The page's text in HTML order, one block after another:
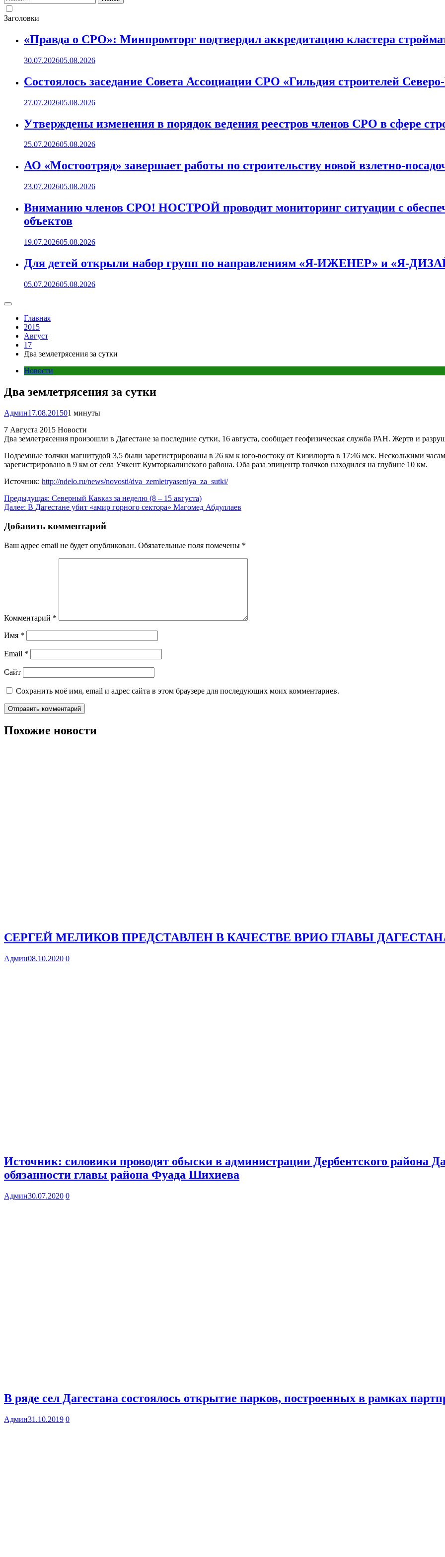
Заголовки
«Правда о СРО»: Минпромторг подтвердил аккредитацию кластера
30.07.202605.08.2026
Состоялось заседание Совета Ассоциации СРО «Гильдия строителей
27.07.202605.08.2026
Утверждены изменения в порядок ведения реестров членов СРО в сфере
25.07.202605.08.2026
АО «Мостоотряд» завершает работы по строительству новой взлетно-
23.07.202605.08.2026
Вниманию членов СРО! НОСТРОЙ проводит мониторинг ситуации с
объектов
19.07.202605.08.2026
Для детей открыли набор групп по направлениям «Я-ИЖЕНЕР» и «Я-
05.07.202605.08.2026
Главная
2015
Август
17
Два землетрясения за сутки
Новости
Два землетрясения за сутки
Админ17.08.201501 минуты
7 Августа 2015 Новости
Два землетрясения произошли в Дагестане за последние сутки, 16 августа, сообщает геофизическая служба РАН. Жертв и
Подземные толчки магнитудой 3,5 были зарегистрированы в 26 км к юго-востоку от Кизилюрта в 17:46 мск. Несколькими
зарегистрировано в 9 км от села Учкент Кумторкалинского района. Оба раза эпицентр толчков находился на глубине 10 км.
Источник: http://ndelo.ru/news/novosti/dva_zemletryaseniya_za_sutki/
Навигация
по
записям
Предыдущая: Северный Кавказ за неделю (8 – 15 августа)
Далее: В Дагестане убит «амир горного сектора» Магомед Абдуллаев
Добавить комментарий
Ваш адрес email не будет опубликован. Обязательные поля помечены *
Комментарий *
Имя *
Email *
Сайт
Сохранить моё имя, email и адрес сайта в этом браузере для последующих моих комментариев.
Похожие новости
СЕРГЕЙ МЕЛИКОВ ПРЕДСТАВЛЕН В КАЧЕСТВЕ ВРИО ГЛАВЫ
Админ08.10.2020 0
Источник: силовики проводят обыски в администрации Дербентского района
обязанности главы района Фуада Шихиева
Админ30.07.2020 0
В ряде сел Дагестана состоялось открытие парков, построенных в рамках
Админ31.10.2019 0